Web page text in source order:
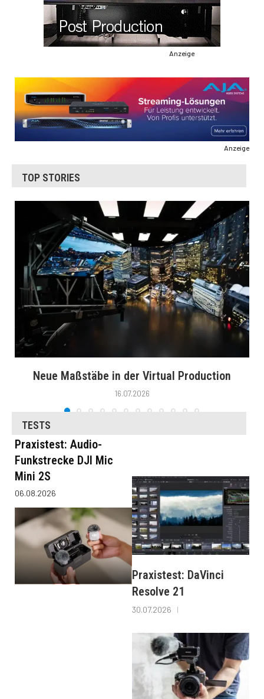
Anzeige
Anzeige
TOP STORIES
Neue Maßstäbe in der Virtual Production
16.07.2026
TESTS
Praxistest: Audio-
Funkstrecke DJI Mic
Mini 2S
06.08.2026
Praxistest: DaVinci
Resolve 21
30.07.2026